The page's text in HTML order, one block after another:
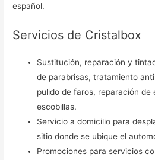
español.
Servicios de Cristalbox
Sustitución, reparación y
de parabrisas, tratamiento
pulido de faros, reparación de
escobillas.
Servicio a domicilio para
sitio donde se ubique el
Promociones para servicios